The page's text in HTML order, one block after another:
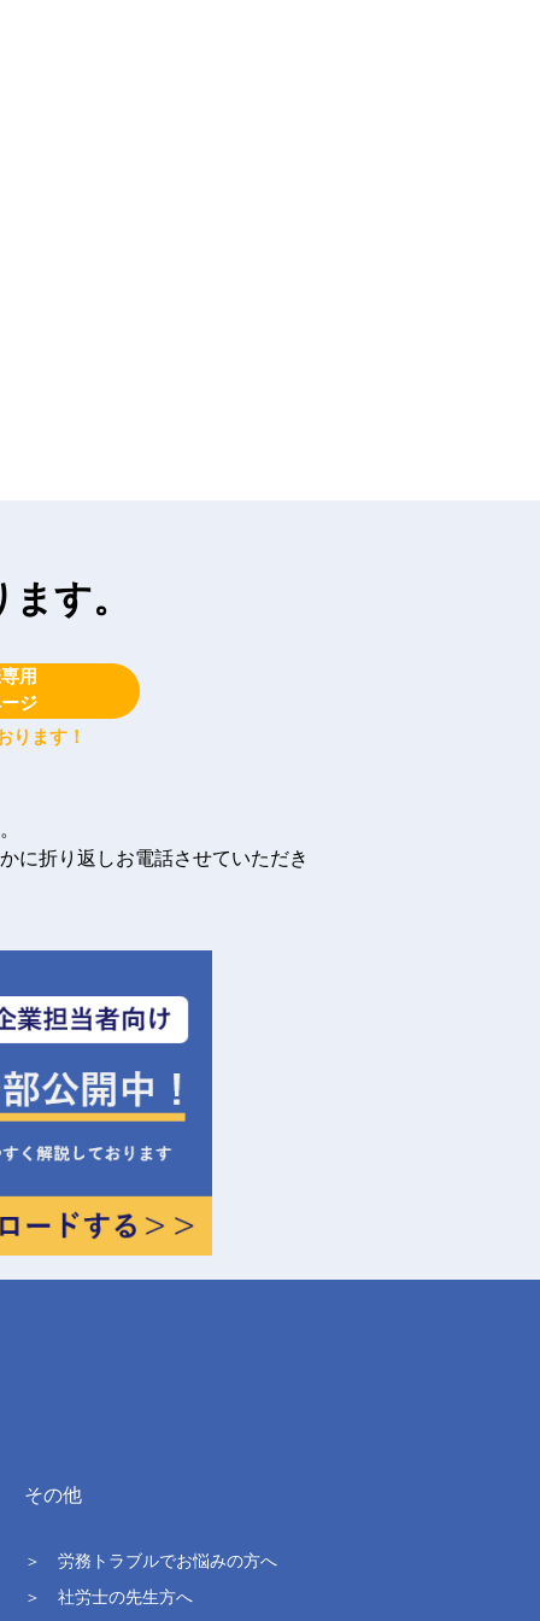
す。
用
ジ
ります！
に折り返しお電話させていただき
その他
＞ 労務トラブルでお悩みの方へ
＞ 社労士の先生方へ